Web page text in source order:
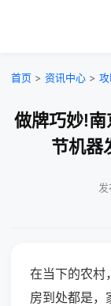
首页 > 资讯中心 >
做牌巧妙!南
节机器
在当下的农村
房到处都是，